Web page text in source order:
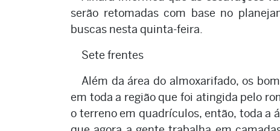
serão retomadas com base no
buscas nesta quinta-feira.
Sete frentes
Além da área do almoxarifado, os
em toda a região que foi atingida pelo
o terreno em quadrículos, então, toda a